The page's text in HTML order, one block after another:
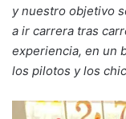
y nuestro objetivo
a ir carrera tras
experiencia, en un
los pilotos y los